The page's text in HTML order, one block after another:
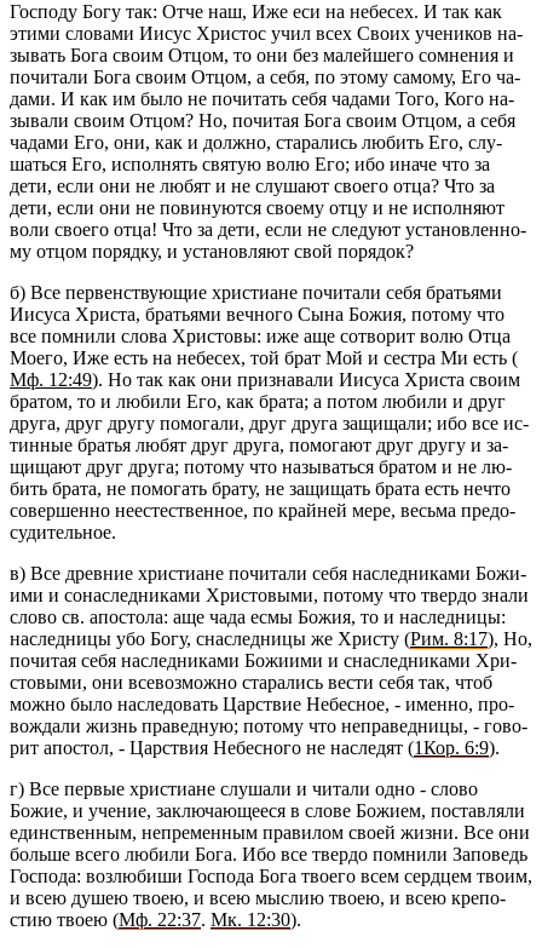
Гос­по­ду Богу так: Отче наш, Иже еси на небе­сех. И так как
этими сло­ва­ми Иисус Хри­стос учил всех Своих уче­ни­ков на­
зы­вать Бога своим Отцом, то они без ма­лей­ше­го со­мне­ния и
по­чи­та­ли Бога своим Отцом, а себя, по этому са­мо­му, Его ча­
да­ми. И как им было не по­чи­тать себя ча­да­ми Того, Кого на­
зы­ва­ли своим Отцом? Но, по­чи­тая Бога своим Отцом, а себя
ча­да­ми Его, они, как и долж­но, ста­ра­лись лю­бить Его, слу­
шать­ся Его, ис­пол­нять свя­тую волю Его; ибо иначе что за
дети, если они не любят и не слу­ша­ют сво­е­го отца? Что за
дети, если они не по­ви­ну­ют­ся сво­е­му отцу и не ис­пол­ня­ют
воли сво­е­го отца! Что за дети, если не сле­ду­ют уста­нов­лен­но­
му отцом по­ряд­ку, и уста­нов­ля­ют свой по­ря­док?
б) Все пер­вен­ству­ю­щие хри­сти­ане по­чи­та­ли себя бра­тья­ми
Иису­са Хри­ста, бра­тья­ми веч­но­го Сына Божия, по­то­му что
все пом­ни­ли слова Хри­сто­вы: иже аще со­тво­рит волю Отца
Моего, Иже есть на небе­сех, той брат Мой и сест­ра Ми есть (
Мф. 12:49). Но так как они при­зна­ва­ли Иису­са Хри­ста своим
бра­том, то и лю­би­ли Его, как брата; а потом лю­би­ли и друг
друга, друг другу по­мо­га­ли, друг друга за­щи­ща­ли; ибо все ис­
тин­ные бра­тья любят друг друга, по­мо­га­ют друг другу и за­
щи­ща­ют друг друга; по­то­му что на­зы­вать­ся бра­том и не лю­
бить брата, не по­мо­гать брату, не за­щи­щать брата есть нечто
со­вер­шен­но неесте­ствен­ное, по край­ней мере, весь­ма предо­
су­ди­тель­ное.
в) Все древ­ние хри­сти­ане по­чи­та­ли себя на­след­ни­ка­ми Бо­жи­
и­ми и со­на­след­ни­ка­ми Хри­сто­вы­ми, по­то­му что твер­до знали
слово св. апо­сто­ла: аще чада есмы Божия, то и на­след­ни­цы:
на­след­ни­цы убо Богу, сна­след­ни­цы же Хри­сту (Рим. 8:17), Но,
по­чи­тая себя на­след­ни­ка­ми Бо­жи­и­ми и сна­след­ни­ка­ми Хри­
сто­вы­ми, они все­воз­мож­но ста­ра­лись вести себя так, чтоб
можно было на­сле­до­вать Цар­ствие Небес­ное, - имен­но, про­
вож­да­ли жизнь пра­вед­ную; по­то­му что непра­вед­ни­цы, - го­во­
рит апо­стол, - Цар­ствия Небес­но­го не на­сле­дят (1Кор. 6:9).
г) Все пер­вые хри­сти­ане слу­ша­ли и чи­та­ли одно - слово
Божие, и уче­ние, за­клю­ча­ю­ще­е­ся в слове Бо­жи­ем, по­став­ля­ли
един­ствен­ным, непре­мен­ным пра­ви­лом своей жизни. Все они
боль­ше всего лю­би­ли Бога. Ибо все твер­до пом­ни­ли За­по­ведь
Гос­по­да: воз­лю­би­ши Гос­по­да Бога тво­е­го всем серд­цем твоим,
и всею душею твоею, и всею мыс­лию твоею, и всею кре­по­
стию твоею (Мф. 22:37. Мк. 12:30).